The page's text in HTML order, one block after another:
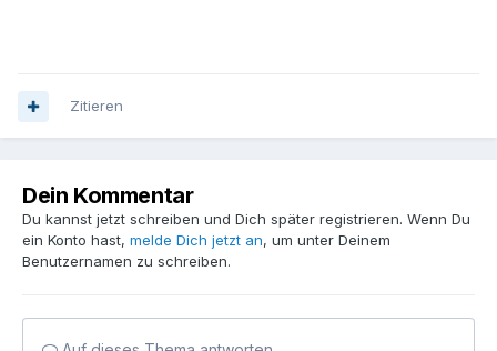
Zitieren
Dein Kommentar
Du kannst jetzt schreiben und Dich später registrieren. Wenn Du
ein Konto hast, melde Dich jetzt an, um unter Deinem
Benutzernamen zu schreiben.